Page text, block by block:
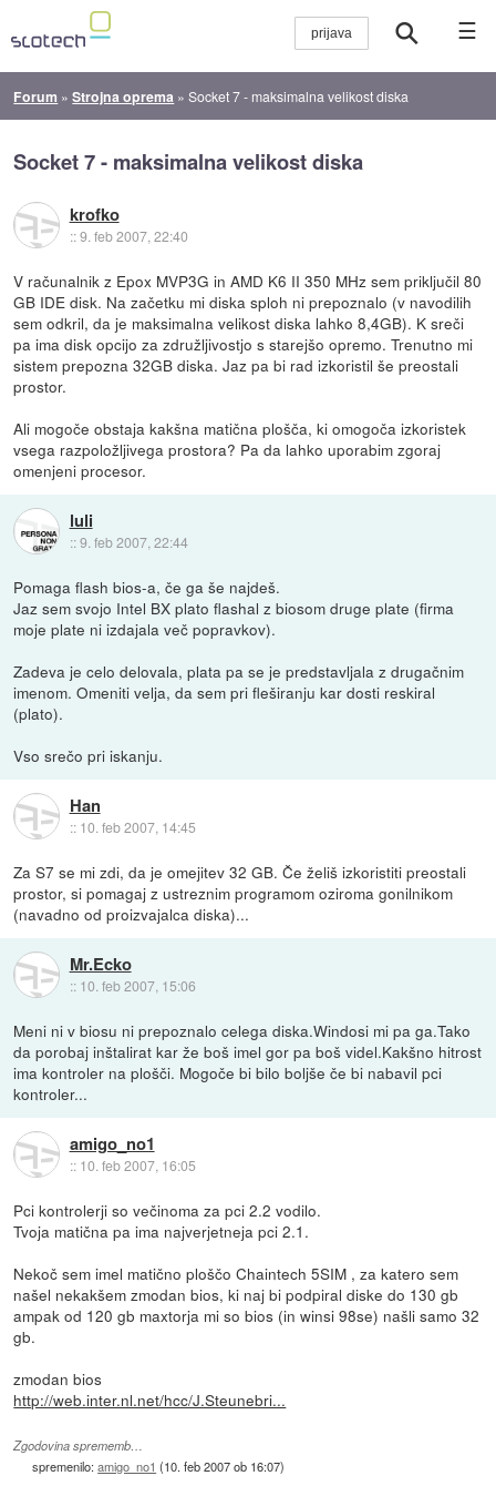
☰
Forum »Strojna oprema »Socket 7 - maksimalna velikost diska
Socket 7 - maksimalna velikost diska
krofko
::9. feb 2007, 22:40
V računalnik z Epox MVP3G in AMD K6 II 350 MHz sem priključil 80
GB IDE disk. Na začetku mi diska sploh ni prepoznalo (v navodilih
sem odkril, da je maksimalna velikost diska lahko 8,4GB). K sreči
pa ima disk opcijo za združljivostjo s starejšo opremo. Trenutno mi
sistem prepozna 32GB diska. Jaz pa bi rad izkoristil še preostali
prostor.
Ali mogoče obstaja kakšna matična plošča, ki omogoča izkoristek
vsega razpoložljivega prostora? Pa da lahko uporabim zgoraj
omenjeni procesor.
luli
::9. feb 2007, 22:44
Pomaga flash bios-a, če ga še najdeš.
Jaz sem svojo Intel BX plato flashal z biosom druge plate (firma
moje plate ni izdajala več popravkov).
Zadeva je celo delovala, plata pa se je predstavljala z drugačnim
imenom. Omeniti velja, da sem pri fleširanju kar dosti reskiral
(plato).
Vso srečo pri iskanju.
Han
:: 10. feb 2007, 14:45
Za S7 se mi zdi, da je omejitev 32 GB. Če želiš izkoristiti preostali
prostor, si pomagaj z ustreznim programom oziroma gonilnikom
(navadno od proizvajalca diska)...
Mr.Ecko
:: 10. feb 2007, 15:06
Meni ni v biosu ni prepoznalo celega diska.Windosi mi pa ga.Tako
da porobaj inštalirat kar že boš imel gor pa boš videl.Kakšno hitrost
ima kontroler na plošči. Mogoče bi bilo boljše če bi nabavil pci
kontroler...
amigo_no1
:: 10. feb 2007, 16:05
Pci kontrolerji so večinoma za pci 2.2 vodilo.
Tvoja matična pa ima najverjetneja pci 2.1.
Nekoč sem imel matično ploščo Chaintech 5SIM , za katero sem
našel nekakšem zmodan bios, ki naj bi podpiral diske do 130 gb
ampak od 120 gb maxtorja mi so bios (in winsi 98se) našli samo 32
gb.
zmodan bios
http://web.inter.nl.net/hcc/J.Steunebri...
Zgodovina sprememb…
spremenilo:amigo_no1 (10. feb 2007 ob 16:07)